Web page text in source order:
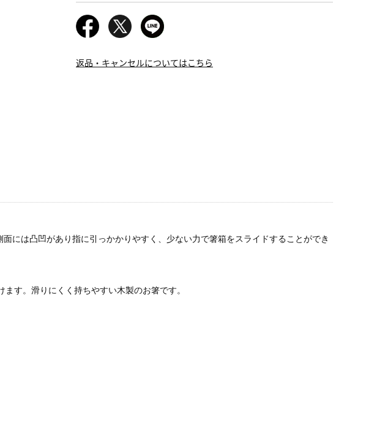
返品・キャンセルについてはこちら
には凸凹があり指に引っかかりやすく、少ない力で箸箱をスライドすることができ
す。滑りにくく持ちやすい木製のお箸です。